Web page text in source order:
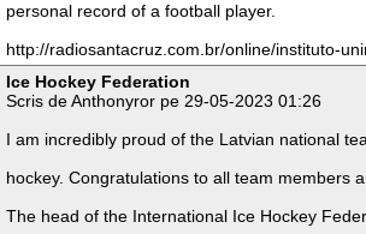
personal record of a football player.
http://radiosantacruz.com.br/online/instituto-
Ice Hockey Federation
Scris de Anthonyror pe 29-05-2023 01:26
I am incredibly proud of the Latvian national
hockey. Congratulations to all team members
The head of the International Ice Hockey